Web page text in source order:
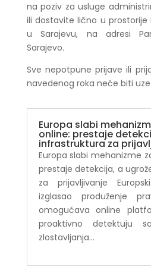
na poziv za usluge
ili dostavite lično u prostorije
u Sarajevu, na adresi
Sarajevo.
Sve nepotpune prijave ili
navedenog roka neće biti
Europa slabi
online: prestaje
infrastruktura za
Europa slabi mehanizme
prestaje detekcija, a
za prijavljivanje
izglasao produženje
omogućava online
proaktivno detektuju
zlostavljanja...